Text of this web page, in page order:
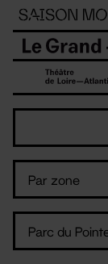
Panneau de